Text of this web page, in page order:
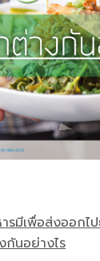
ารมีเพื่อส่งออกไ
กันอย่างไร